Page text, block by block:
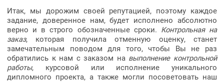
Итак, мы дорожим своей репутацией, поэтому каждое
задание, доверенное нам, будет исполнено абсолютно
верно и в строго обозначенные сроки. Контрольная на
заказ, которая получила отменную оценку, станет
замечательным поводом для того, чтобы Вы не раз
обратились к нам с заказом на выполнение контрольной
работы, курсовой или исполнение уникального
дипломного проекта, а также могли посоветовать наш